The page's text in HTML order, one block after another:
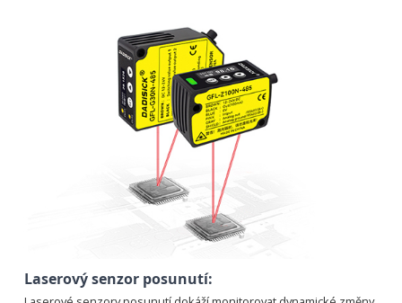
Laserový senzor posunutí: